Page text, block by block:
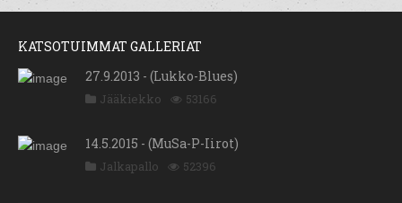
KATSOTUIMMAT GALLERIAT
27.9.2013 - (Lukko-Blues)
Jääkiekko 53166
14.5.2015 - (MuSa-P-Iirot)
Jalkapallo 52396